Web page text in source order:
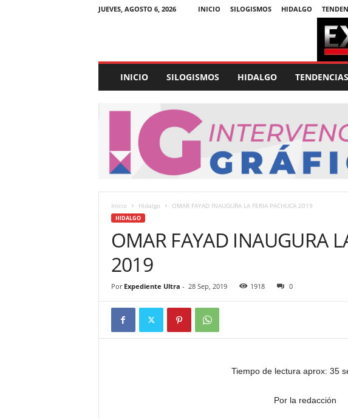
JUEVES, AGOSTO 6, 2026 INICIO SILOGISMOS HIDALGO
p
e
U
INICIO SILOGISMOS HIDALGO TENDENCIAS
Inicio Hidalgo OMAR FAYAD INAUGURA LA FERIA PACHUCA 2019
HIDALGO
OMAR FAYAD INAUGURA
2019
Por Expediente Ultra - 28 Sep, 2019 1918 0
Tiempo de lectura aprox: 35
Por la redacción